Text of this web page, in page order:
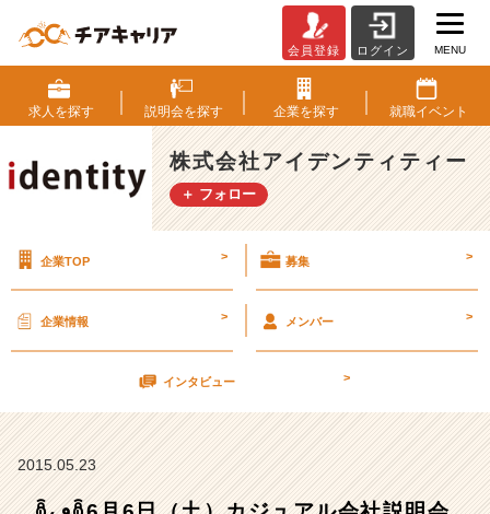
ڡ
ꉨ
6
月
6
日
ュ
会
社
会員登録 ログイン MENU
求人を探す 説明会を探す 企業を探す 就職イベント
株式会社アイデンティティー
＋ フォロー
企業TOP > 募集 >
企業情報 > メンバー >
インタビュー >
2015.05.23